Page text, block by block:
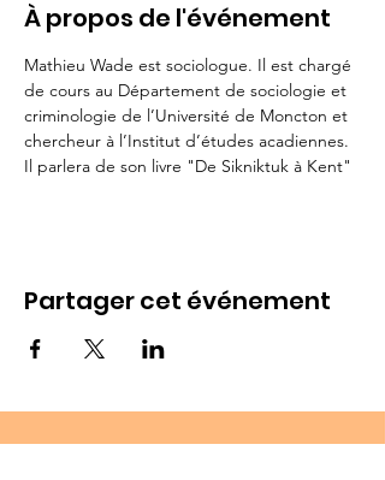
À propos de l'événement
Mathieu Wade est sociologue. Il est chargé
de cours au Département de sociologie et
criminologie de l’Université de Moncton et
chercheur à l’Institut d’études acadiennes.
Il parlera de son livre "De Sikniktuk à Kent"
Partager cet événement